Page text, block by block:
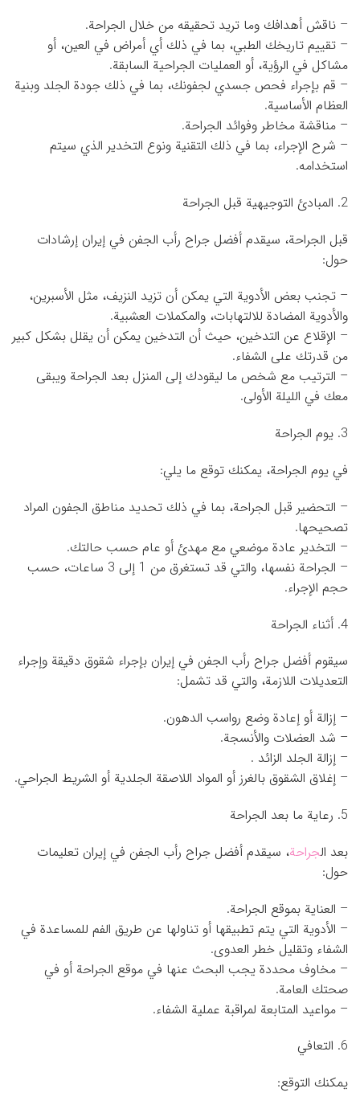
– ناقش أهدافك وما تريد تحقيقه من خلال الجراحة.
– تقييم تاريخك الطبي، بما في ذلك أي أمراض في العين، أو
مشاكل في الرؤية، أو العمليات الجراحية السابقة.
– قم بإجراء فحص جسدي لجفونك، بما في ذلك جودة الجلد وبنية
العظام الأساسية.
– مناقشة مخاطر وفوائد الجراحة.
– شرح الإجراء، بما في ذلك التقنية ونوع التخدير الذي سيتم
استخدامه.
2. المبادئ التوجيهية قبل الجراحة
قبل الجراحة، سيقدم أفضل جراح رأب الجفن في إيران إرشادات
حول:
– تجنب بعض الأدوية التي يمكن أن تزيد النزيف، مثل الأسبرين،
والأدوية المضادة للالتهابات، والمكملات العشبية.
– الإقلاع عن التدخين، حيث أن التدخين يمكن أن يقلل بشكل كبير
من قدرتك على الشفاء.
– الترتيب مع شخص ما ليقودك إلى المنزل بعد الجراحة ويبقى
معك في الليلة الأولى.
3. يوم الجراحة
في يوم الجراحة، يمكنك توقع ما يلي:
– التحضير قبل الجراحة، بما في ذلك تحديد مناطق الجفون المراد
تصحيحها.
– التخدير عادة موضعي مع مهدئ أو عام حسب حالتك.
– الجراحة نفسها، والتي قد تستغرق من 1 إلى 3 ساعات، حسب
حجم الإجراء.
4. أثناء الجراحة
سيقوم أفضل جراح رأب الجفن في إيران بإجراء شقوق دقيقة وإجراء
التعديلات اللازمة، والتي قد تشمل:
– إزالة أو إعادة وضع رواسب الدهون.
– شد العضلات والأنسجة.
– إزالة الجلد الزائد .
– إغلاق الشقوق بالغرز أو المواد اللاصقة الجلدية أو الشريط الجراحي.
5. رعاية ما بعد الجراحة
بعد الجراحة، سيقدم أفضل جراح رأب الجفن في إيران تعليمات
حول:
– العناية بموقع الجراحة.
– الأدوية التي يتم تطبيقها أو تناولها عن طريق الفم للمساعدة في
الشفاء وتقليل خطر العدوى.
– مخاوف محددة يجب البحث عنها في موقع الجراحة أو في
صحتك العامة.
– مواعيد المتابعة لمراقبة عملية الشفاء.
6. التعافي
يمكنك التوقع: